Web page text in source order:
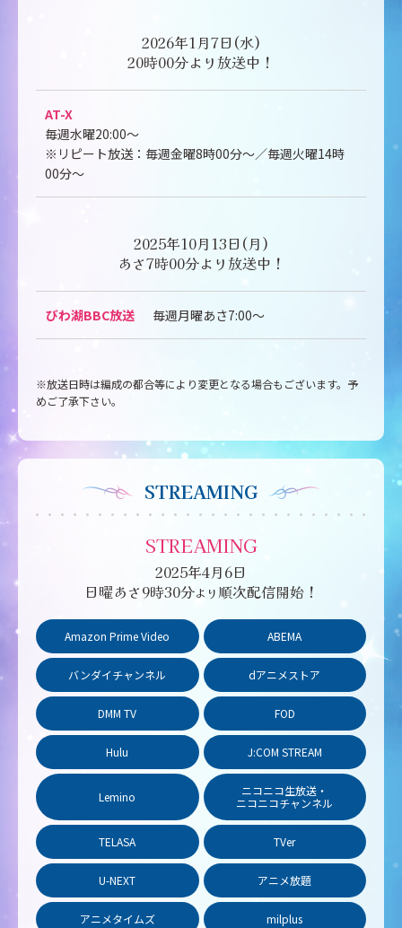
2026年1月7日(水)
20時00分より放送中！
AT-X
毎週水曜20:00～
※リピート放送：毎週金曜8時00分～／毎週火曜14時
00分～
2025年10月13日(月)
あさ7時00分より放送中！
びわ湖BBC放送 毎週月曜あさ7:00～
※放送日時は編成の都合等により変更となる場合もございます。予
めご了承下さい。
STREAMING
STREAMING
2025年4月6日
日曜あさ9時30分より 順次配信開始！
Amazon Prime Video ABEMA
バンダイチャンネル dアニメストア
DMM TV FOD
Hulu J:COM STREAM
Lemino
ニコニコ生放送・
ニコニコチャンネル
TELASA TVer
U-NEXT アニメ放題
アニメタイムズ milplus